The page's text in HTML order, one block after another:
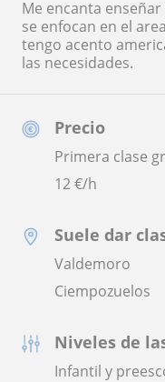
Precio
Primera clase
12€/h
Suele dar
Valdemoro
Ciempozuelos
Niveles de
Infantil y
Me encanta
se enfocan en el
tengo acento
las necesidades.